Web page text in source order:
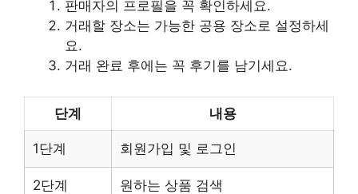
판매자의 프로필을 꼭 확인하세요.
거래할 장소는 가능한 공용 장소로 설정하세
요.
거래 완료 후에는 꼭 후기를 남기세요.
단계 내용
1단계 회원가입 및 로그인
2단계 원하는 상품 검색